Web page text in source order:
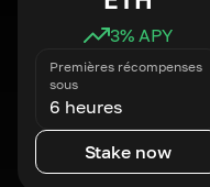
3% APY
Premières récompenses
sous
6 heures
Stake now